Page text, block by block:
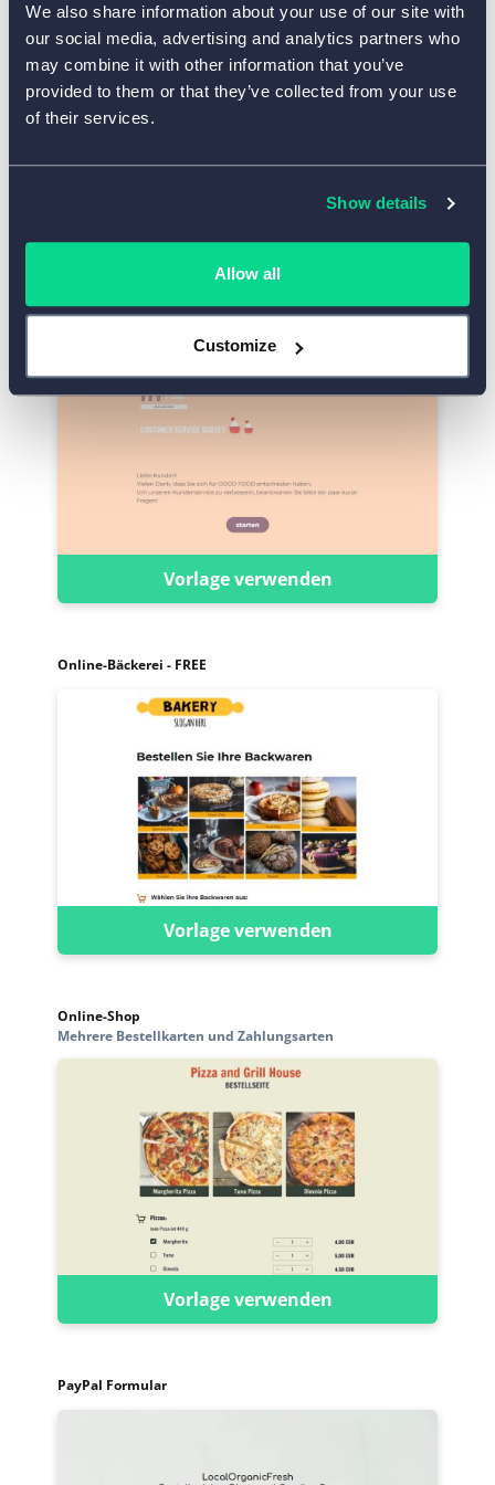
We also share information about your use of our site with
our social media, advertising and analytics partners who
may combine it with other information that you’ve
provided to them or that they’ve collected from your use
of their services.
Show details
Allow all
Customize
Kundenservice-Umfrage
Vorlage verwenden
Online-Bäckerei - FREE
Vorlage verwenden
Online-Shop
Mehrere Bestellkarten und Zahlungsarten
Vorlage verwenden
PayPal Formular